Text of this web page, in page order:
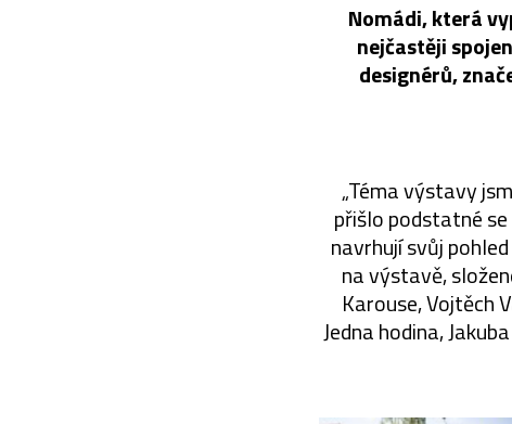
Nomádi, která
nejčastěji
designérů,
„Téma výstavy
přišlo podstatné
navrhují svůj
na výstavě,
Karouse, Vojtěch
Jedna hodina,